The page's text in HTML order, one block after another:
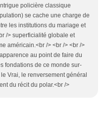
policière classique
se cache une charge de
les institutions du mariage et
/> superficialité globale et
américain.<br /> <br /> <br />
au point de faire du
fondations de ce monde sur-
Vrai, le renversement général
du récit du polar.<br />